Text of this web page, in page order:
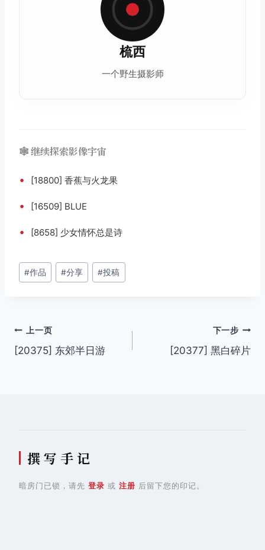
梳西
一个野生摄影师
🕸️ 继续探索影像宇宙
• [18800] 香蕉与火龙果
• [16509] BLUE
• [8658] 少女情怀总是诗
文
章
#作品 #分享 #投稿
文
章
上一页
[20375] 东郊半日游
下一步
[20377] 黑白碎片
撰 写 手 记
暗房门已锁，请先 登录 或 注册 后留下您的印记。